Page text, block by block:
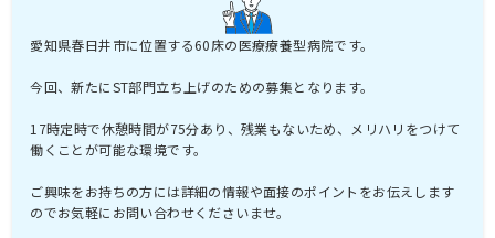
愛知県春日井市に位置する60床の医療療養型病院です。
今回、新たにST部門立ち上げのための募集となります。
17時定時で休憩時間が75分あり、残業もないため、メリハリをつけて
働くことが可能な環境です。
ご興味をお持ちの方には詳細の情報や面接のポイントをお伝えします
のでお気軽にお問い合わせくださいませ。